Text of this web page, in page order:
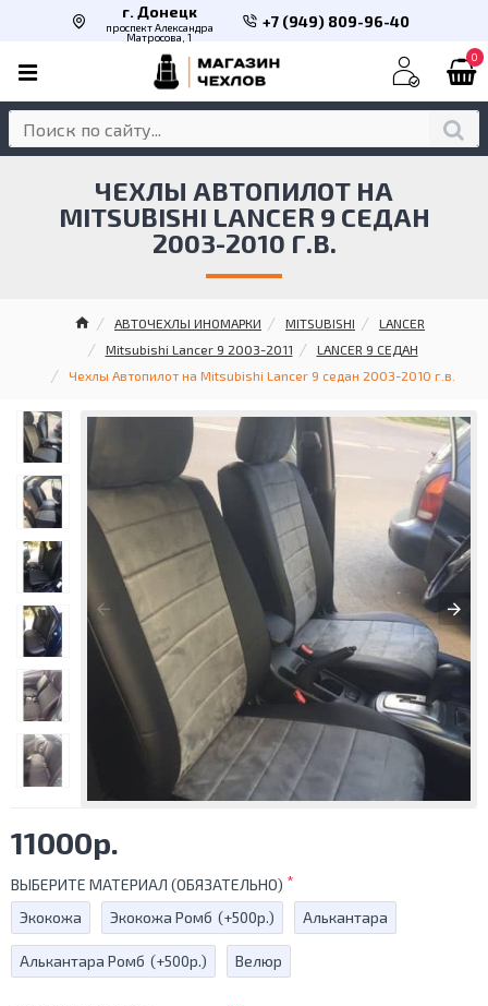
г. Донецк
проспект Александра
Матросова, 1
+7 (949) 809-96-40
0
АВТОЧЕХЛЫ ИНОМАРКИ MITSUBISHI
LANCER
Mitsubishi Lancer 9 2003-2011
LANCER 9 СЕДАН
Чехлы Автопилот на Mitsubishi Lancer 9 седан 2003-2010 г.в.
ЧЕХЛЫ АВТОПИЛОТ НА
MITSUBISHI LANCER 9 СЕДАН
2003-2010 Г.В.
11000р.
ВЫБЕРИТЕ МАТЕРИАЛ (ОБЯЗАТЕЛЬНО)
Экокожа
Экокожа Ромб (+500р.) Алькантара
Алькантара Ромб (+500р.) Велюр